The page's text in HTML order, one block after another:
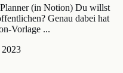
(in Notion) Du willst
Genau dabei hat
Vorlage ...
2023